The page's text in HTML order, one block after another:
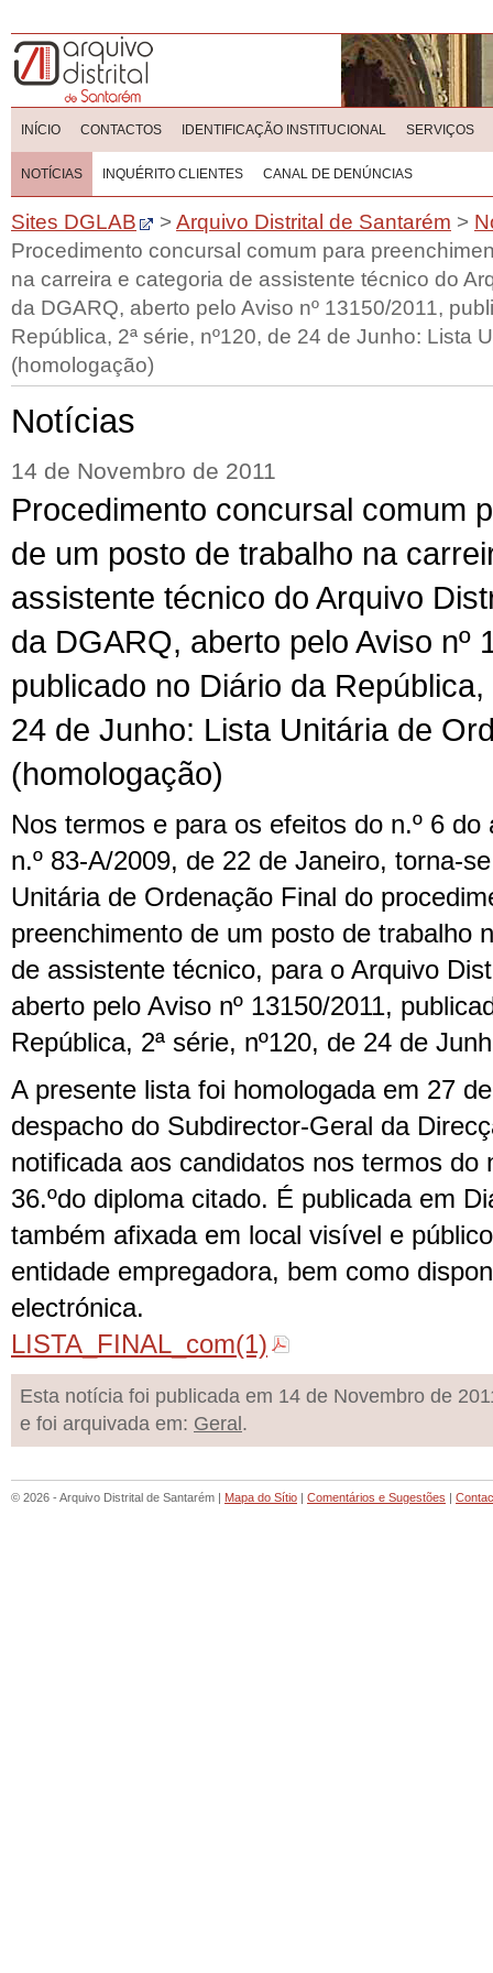
INÍCIO CONTACTOS IDENTIFICAÇÃO INSTITUCIONAL SERVIÇOS
NOTÍCIAS INQUÉRITO CLIENTES CANAL DE DENÚNCIAS
Sites DGLAB >Arquivo Distrital de Santarém >
Procedimento concursal comum para
na carreira e categoria de assistente técnico do
da DGARQ, aberto pelo Aviso nº 13150/2011,
República, 2ª série, nº120, de 24 de Junho: Lista
(homologação)
Notícias
14 de Novembro de 2011
Procedimento concursal comum
de um posto de trabalho na
assistente técnico do Arquivo
da DGARQ, aberto pelo Aviso nº
publicado no Diário da República,
24 de Junho: Lista Unitária de
(homologação)
Nos termos e para os efeitos do n.º 6 do
n.º 83-A/2009, de 22 de Janeiro, torna-
Unitária de Ordenação Final do
preenchimento de um posto de trabalho
de assistente técnico, para o Arquivo
aberto pelo Aviso nº 13150/2011,
República, 2ª série, nº120, de 24 de
A presente lista foi homologada em 27
despacho do Subdirector-Geral da
notificada aos candidatos nos termos do
36.ºdo diploma citado. É publicada em
também afixada em local visível e
entidade empregadora, bem como
electrónica.
LISTA_FINAL_com(1)
Esta notícia foi publicada em 14 de Novembro de
e foi arquivada em: Geral .
© 2026 - Arquivo Distrital de Santarém | Mapa do Sítio | Comentários e Sugestões |